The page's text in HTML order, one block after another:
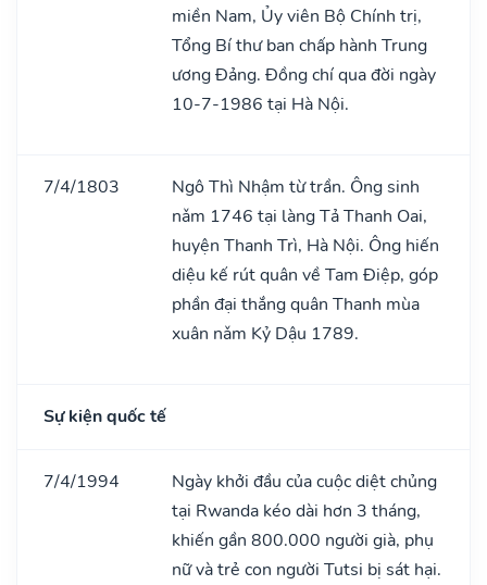
miền Nam, Ủy viên Bộ Chính trị,
Tổng Bí thư ban chấp hành Trung
ương Đảng. Đồng chí qua đời ngày
10-7-1986 tại Hà Nội.
7/4/1803
Ngô Thì Nhậm từ trần. Ông sinh
nǎm 1746 tại làng Tả Thanh Oai,
huyện Thanh Trì, Hà Nội. Ông hiến
diệu kế rút quân về Tam Điệp, góp
phần đại thắng quân Thanh mùa
xuân nǎm Kỷ Dậu 1789.
Sự kiện quốc tế
7/4/1994
Ngày khởi đầu của cuộc diệt chủng
tại Rwanda kéo dài hơn 3 tháng,
khiến gần 800.000 người già, phụ
nữ và trẻ con người Tutsi bị sát hại.